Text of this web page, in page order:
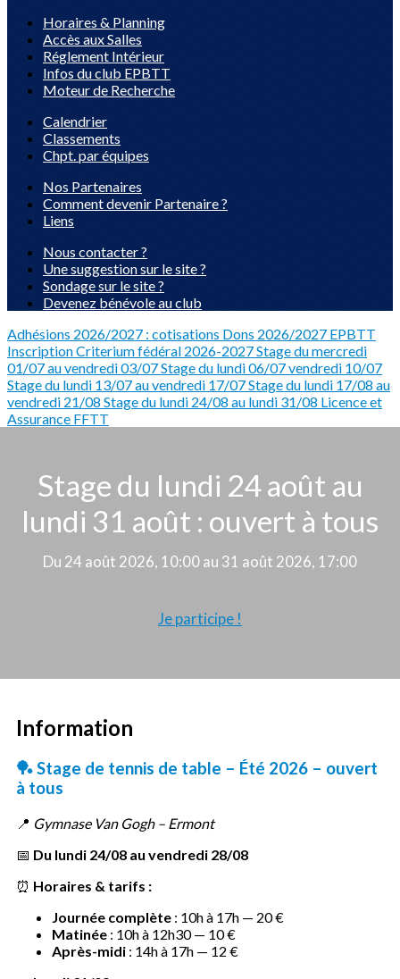
Horaires & Planning
Accès aux Salles
Réglement Intérieur
Infos du club EPBTT
Moteur de Recherche
Calendrier
Classements
Chpt. par équipes
Nos Partenaires
Comment devenir Partenaire ?
Liens
Nous contacter ?
Une suggestion sur le site ?
Sondage sur le site ?
Devenez bénévole au club
Adhésions 2026/2027 : cotisations Dons 2026/2027 EPBTT
Inscription Criterium fédéral 2026-2027Stage du mercredi
01/07 au vendredi 03/07Stage du lundi 06/07 vendredi 10/07
Stage du lundi 13/07 au vendredi 17/07Stage du lundi 17/08 au
vendredi 21/08 Stage du lundi 24/08 au lundi 31/08 Licence et
Assurance FFTT
Stage du lundi 24 août au
lundi 31 août : ouvert à tous
Du 24 août 2026, 10:00 au 31 août 2026, 17:00
Je participe !
Information
🏓Stage de tennis de table – Été 2026 – ouvert
à tous
📍 Gymnase Van Gogh – Ermont
📅 Du lundi 24/08 au vendredi 28/08
⏰ Horaires & tarifs :
Journée complète : 10h à 17h — 20 €
Matinée : 10h à 12h30 — 10 €
Après-midi : 14h à 17h — 12 €